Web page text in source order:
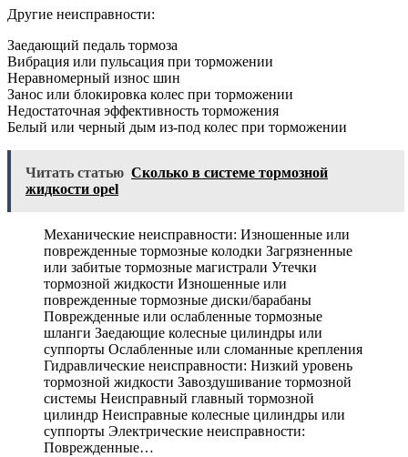
Другие неисправности:
Заедающий педаль тормоза
Вибрация или пульсация при торможении
Неравномерный износ шин
Занос или блокировка колес при торможении
Недостаточная эффективность торможения
Белый или черный дым из-под колес при торможении
Читать статью Сколько в системе тормозной
жидкости opel
Механические неисправности: Изношенные или
поврежденные тормозные колодки Загрязненные
или забитые тормозные магистрали Утечки
тормозной жидкости Изношенные или
поврежденные тормозные диски/барабаны
Поврежденные или ослабленные тормозные
шланги Заедающие колесные цилиндры или
суппорты Ослабленные или сломанные крепления
Гидравлические неисправности: Низкий уровень
тормозной жидкости Завоздушивание тормозной
системы Неисправный главный тормозной
цилиндр Неисправные колесные цилиндры или
суппорты Электрические неисправности:
Поврежденные…